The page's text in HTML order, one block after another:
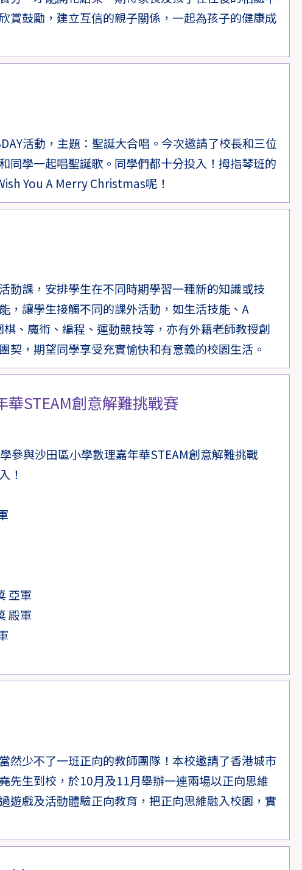
賞鼓勵，建立互信的親子關係，一起為孩子的健康成
活動，主題：聖誕大合唱。今次邀請了校長和三位
同學一起唱聖誕歌。同學們都十分投入！拇指琴班的
You A Merry Christmas呢！
動課，安排學生在不同時期學習一種新的知識或技
，讓學生接觸不同的課外活動，如生活技能、A
、魔術、編程、運動競技等，亦有外籍老師教授創
契，期望同學享受充實愉快和有意義的校園生活。
STEAM創意解難挑戰賽
參與沙田區小學數理嘉年華STEAM創意解難挑戰
！
亞軍
殿軍
然少不了一班正向的教師團隊！本校邀請了香港城市
先生到校，於10月及11月舉辦一連兩場以正向思維
遊戲及活動體驗正向教育，把正向思維融入校園，實